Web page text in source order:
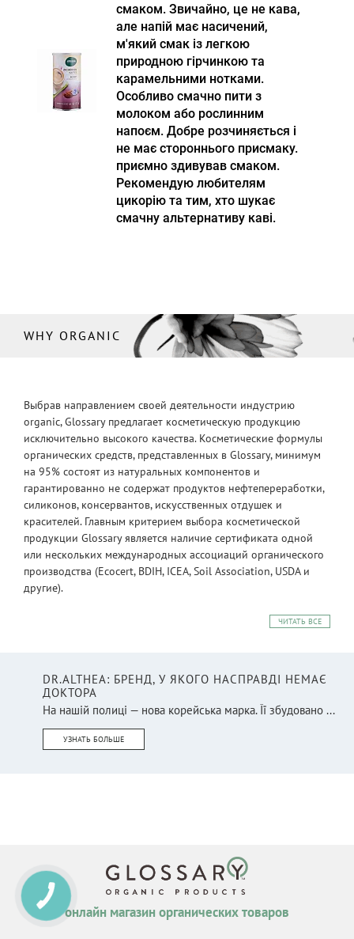
смаком. Звичайно, це не кава,
але напій має насичений,
м'який смак із легкою
природною гірчинкою та
карамельними нотками.
Особливо смачно пити з
молоком або рослинним
напоєм. Добре розчиняється і
не має стороннього присмаку.
приємно здивував смаком.
Рекомендую любителям
цикорію та тим, хто шукає
смачну альтернативу каві.
WHY ORGANIC
Выбрав направлением своей деятельности индустрию
organic, Glossary предлагает косметическую продукцию
исключительно высокого качества. Косметические формулы
органических средств, представленных в Glossary, минимум
на 95% состоят из натуральных компонентов и
гарантированно не содержат продуктов нефтепереработки,
силиконов, консервантов, искусственных отдушек и
красителей. Главным критерием выбора косметической
продукции Glossary является наличие сертификата одной
или нескольких международных ассоциаций органического
производства (Ecocert, BDIH, ICEA, Soil Association, USDA и
другие).
ЧИТАТЬ ВСЕ
DR.ALTHEA: БРЕНД, У ЯКОГО НАСПРАВДІ НЕМАЄ
ДОКТОРА
На нашій полиці — нова корейська марка. Її збудовано ...
УЗНАТЬ БОЛЬШЕ
онлайн магазин органических товаров
КНОПКА
СВЯЗИ